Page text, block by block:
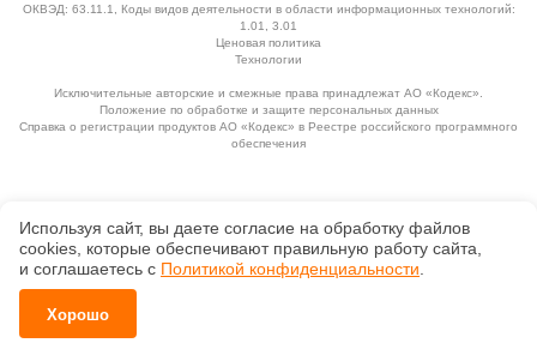
ОКВЭД: 63.11.1, Коды видов деятельности в области информационных технологий:
1.01, 3.01
Ценовая политика
Технологии
Исключительные авторские и смежные права принадлежат АО «Кодекс».
Положение по обработке и защите персональных данных
Справка о регистрации продуктов АО «Кодекс» в Реестре российского программного
обеспечения
Используя сайт, вы даете согласие на обработку файлов
сооkiеs, которые обеспечивают правильную работу сайта,
и соглашаетесь с Политикой конфиденциальности
Хорошо